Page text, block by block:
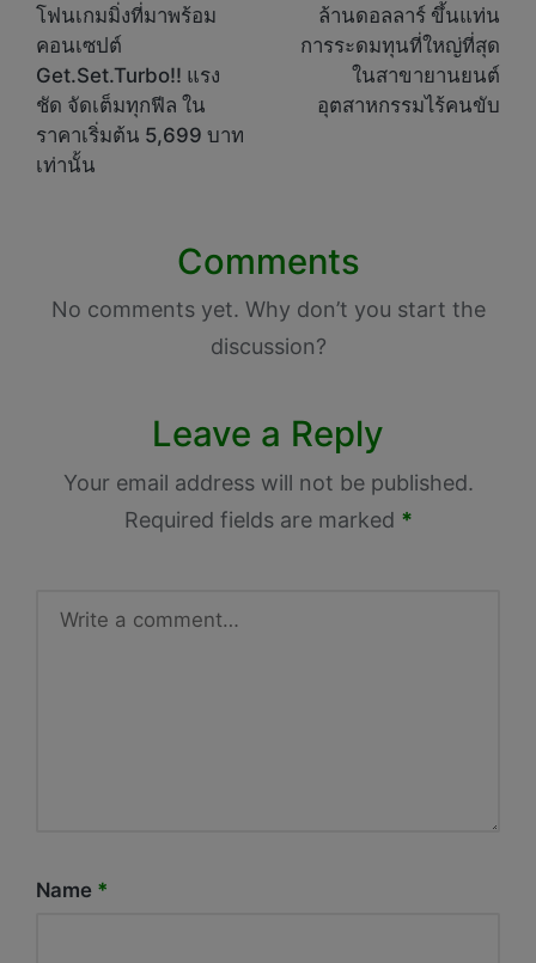
โฟนเกมมิ่งที่มาพร้อม
คอนเซปต์
Get.Set.Turbo!! แรง
ชัด จัดเต็มทุกฟีล ใน
ราคาเริ่มต้น 5,699 บาท
เท่านั้น
ล้านดอลลาร์ ขึ้นแท่น
การระดมทุนที่ใหญ่ที่สุด
ในสาขายานยนต์
อุตสาหกรรมไร้คนขับ
Comments
No comments yet. Why don’t you start the
discussion?
Leave a Reply
Your email address will not be published.
Required fields are marked *
Name *